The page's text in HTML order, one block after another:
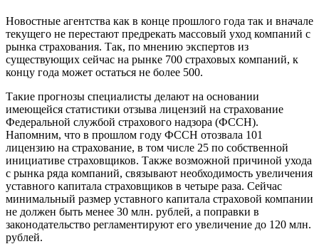
Новостные агентства как в конце прошлого года так и вначале
текущего не перестают предрекать массовый уход компаний с
рынка страхования. Так, по мнению экспертов из
существующих сейчас на рынке 700 страховых компаний, к
концу года может остаться не более 500.
Такие прогнозы специалисты делают на основании
имеющейся статистики отзыва лицензий на страхование
Федеральной службой страхового надзора (ФССН).
Напомним, что в прошлом году ФССН отозвала 101
лицензию на страхование, в том числе 25 по собственной
инициативе страховщиков. Также возможной причиной ухода
с рынка ряда компаний, связывают необходимость увеличения
уставного капитала страховщиков в четыре раза. Сейчас
минимальный размер уставного капитала страховой компании
не должен быть менее 30 млн. рублей, а поправки в
законодательство регламентируют его увеличение до 120 млн.
рублей.